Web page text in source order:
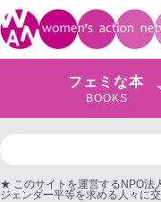
フェミな本
BOOKS
★ このサイトを運営するNPO法
ジェンダー平等を求める人々に